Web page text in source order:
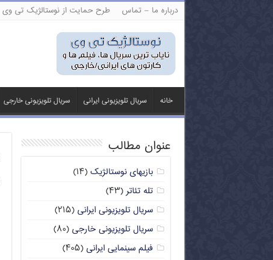
درباره ما – تماس طرح حمایت از نوستالژیک تی وی
خانه سریال تلویزیونی ایرانی سریال تلویزیونی خارجی
عنوان مطالب
بازیهای نوستالژیک (۱۴)
تله تئاتر(۴۳)
سریال تلویزیونی ایرانی (۲۱۵)
سریال تلویزیونی خارجی (۸۰)
فیلم سینمایی ایرانی (۴۰۵)